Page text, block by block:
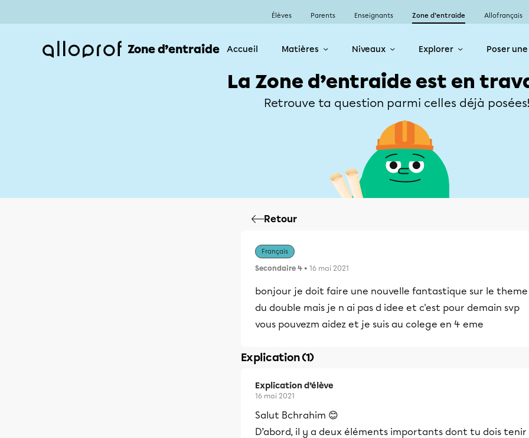
Élèves Parents Enseignants Zone d’entraide Allofrançais
Zone d’entraide Accueil Matières Niveaux Explorer Poser
La Zone d’entraide est en
Retrouve ta question parmi celles déjà
Retour
Français
Secondaire 4 • 16 mai 2021
bonjour je doit faire une nouvelle fantastique sur le theme
du double mais je n ai pas d idee et c'est pour demain svp
vous pouvezm aidez et je suis au colege en 4 eme
Explication (1)
Explication d’élève
16 mai 2021
Salut Bchrahim 😊
D’abord, il y a deux éléments importants dont tu dois tenir